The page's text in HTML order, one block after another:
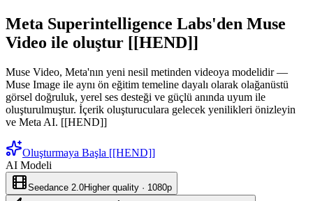
Meta Superintelligence Labs'den Muse
Video ile oluştur [[HEND]]
Muse Video, Meta'nın yeni nesil metinden videoya modelidir —
Muse Image ile aynı ön eğitim temeline dayalı olarak olağanüstü
görsel doğruluk, yerel ses desteği ve güçlü anında uyum ile
oluşturulmuştur. İçerik oluşturuculara gelecek yenilikleri önizleyin
ve Meta AI. [[HEND]]
Oluşturmaya Başla [[HEND]]
AI Modeli
Seedance 2.0Higher quality · 1080p